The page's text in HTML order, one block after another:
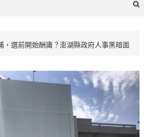
，選前開始酬庸？澎湖縣政府人事黑暗面